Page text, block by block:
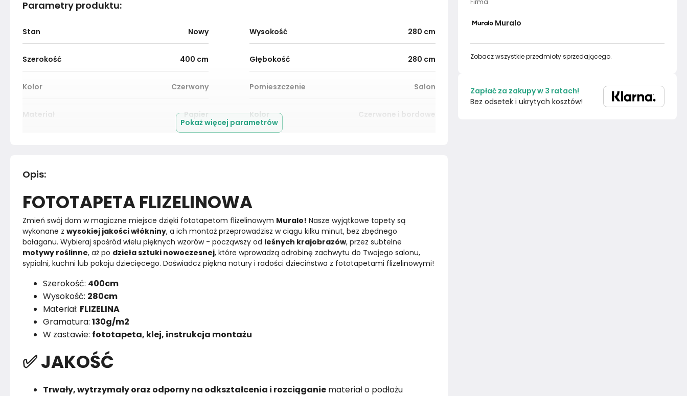
Parametry produktu:
Stan Nowy Wysokość 280 cm
Szerokość 400 cm Głębokość 280 cm
Kolor Czerwony Pomieszczenie Salon
Materiał Papier Kolor Czerwone i bordowe
Rok produkcji
Pokaż więcej parametrów
Opis:
FOTOTAPETA FLIZELINOWA
Zmień swój dom w magiczne miejsce dzięki fototapetom flizelinowym Muralo! Nasze wyjątkowe tapety są
wykonane z wysokiej jakości włókniny, a ich montaż przeprowadzisz w ciągu kilku minut, bez zbędnego
bałaganu. Wybieraj spośród wielu pięknych wzorów - począwszy od leśnych krajobrazów, przez subtelne
motywy roślinne, aż po dzieła sztuki nowoczesnej, które wprowadzą odrobinę zachwytu do Twojego salonu,
sypialni, kuchni lub pokoju dziecięcego. Doświadcz piękna natury i radości dzieciństwa z fototapetami flizelinowymi!
Szerokość: 400cm
Wysokość: 280cm
Materiał: FLIZELINA
Gramatura: 130g/m2
W zastawie: fototapeta, klej, instrukcja montażu
✅ JAKOŚĆ
Trwały, wytrzymały oraz odporny na odkształcenia i rozciąganie materiał o podłożu
Firma
Muralo
Zobacz wszystkie przedmioty sprzedającego.
Zapłać za zakupy w 3 ratach!
Bez odsetek i ukrytych kosztów!